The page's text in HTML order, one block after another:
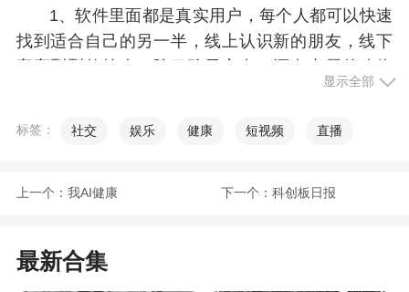
1、软件里面都是真实用户，每个人都可以快速
找到适合自己的另一半，线上认识新的朋友，线下
轰轰烈烈的约会，除了聊天交友，还有专属的购物
2、用户可以在线浏览技能信息，选择自己需要
显示全部
标签： 社交 娱乐 健康 短视频 直播
上一个： 我AI健康 下一个： 科创板日报
最新合集